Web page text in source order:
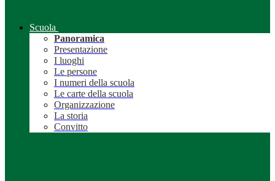
Scuola
Panoramica
Presentazione
I luoghi
Le persone
I numeri della scuola
Le carte della scuola
Organizzazione
La storia
Convitto